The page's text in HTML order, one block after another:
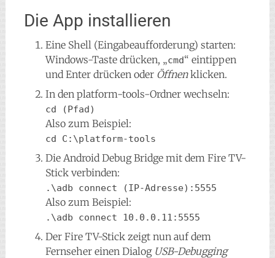
Die App installieren
Eine Shell (Eingabeaufforderung) starten:
Windows-Taste drücken, „cmd“ eintippen
und Enter drücken oder Öffnenklicken.
In den platform-tools-Ordner wechseln:
cd (Pfad)
Also zum Beispiel:
cd C:\platform-tools
Die Android Debug Bridge mit dem Fire TV-
Stick verbinden:
.\adb connect (IP-Adresse):5555
Also zum Beispiel:
.\adb connect 10.0.0.11:5555
Der Fire TV-Stick zeigt nun auf dem
Fernseher einen Dialog USB-Debugging